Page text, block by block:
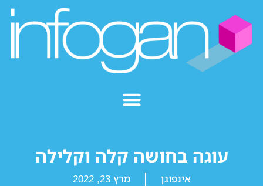
עוגה בחושה קלה וקלילה
אינפוגן מרץ 23, 2022